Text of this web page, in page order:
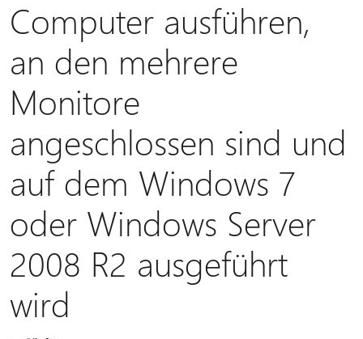
Computer ausführen,
an den mehrere
Monitore
angeschlossen sind und
auf dem Windows 7
oder Windows Server
2008 R2 ausgeführt
wird